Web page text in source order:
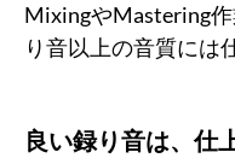
MixingやMastering
り音以上の音質には
良い録り音は、仕